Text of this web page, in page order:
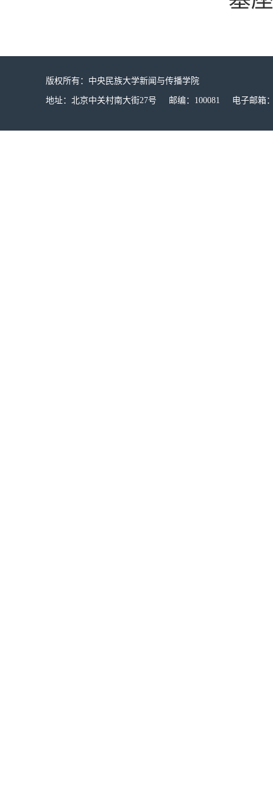
版权所有：中央民族大学新闻与传播学院
地址：北京中关村南大街27号 邮编：100081 电子邮箱：